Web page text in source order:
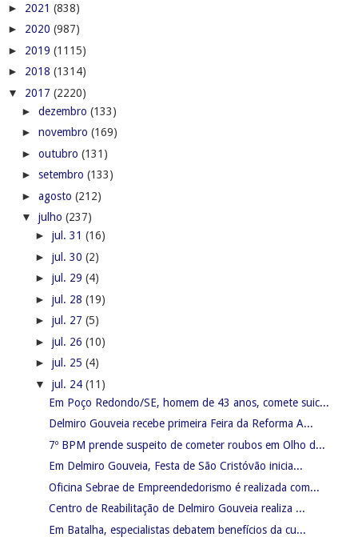
► 2021 (838)
► 2020 (987)
► 2019 (1115)
► 2018 (1314)
▼ 2017 (2220)
► dezembro (133)
► novembro (169)
► outubro (131)
► setembro (133)
► agosto (212)
▼ julho (237)
► jul. 31 (16)
► jul. 30 (2)
► jul. 29 (4)
► jul. 28 (19)
► jul. 27 (5)
► jul. 26 (10)
► jul. 25 (4)
▼ jul. 24 (11)
Em Poço Redondo/SE, homem de 43 anos, comete suic...
Delmiro Gouveia recebe primeira Feira da Reforma A...
7º BPM prende suspeito de cometer roubos em Olho d...
Em Delmiro Gouveia, Festa de São Cristóvão inicia...
Oficina Sebrae de Empreendedorismo é realizada com...
Centro de Reabilitação de Delmiro Gouveia realiza ...
Em Batalha, especialistas debatem benefícios da cu...